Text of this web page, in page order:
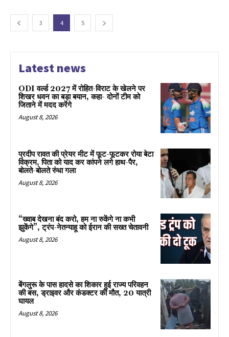
3 4 5
Latest news
ODI वर्ल्ड 2027 में रोहित-विराट के खेलने पर
शिखर धवन का बड़ा बयान, कहा- दोनों टीम को
जिताने में मदद करेंगे
August 8, 2026
प्रदीप रावत की प्रेयर मीट में फूट-फूटकर रोया बेटा
विक्रम, पिता को याद कर कांपने लगे हाथ-पैर,
बोलते-बोलते रुंधा गला
August 8, 2026
“ख्वाब देखना बंद करो, हम ना रुकेंगे ना कभी
झुकेंगे”, ट्रंप-नेतन्याहू को ईरान की सख्त चेतावनी
August 8, 2026
बेंगलुरू के पास हादसे का शिकार हुई राज्य परिवहन
की बस, ड्राइवर और कंडक्टर की मौत, 20 यात्री
घायल
August 8, 2026